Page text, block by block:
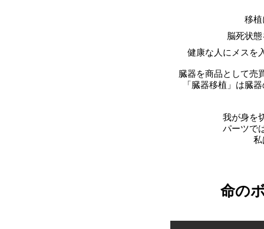
移
脳死状
健康な人にメスを
臓器を商品として売
「臓器移植」は臓
我が身を
パーツで
私
命の